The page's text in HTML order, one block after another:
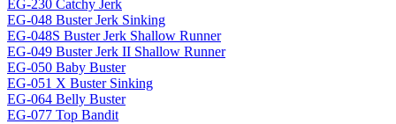
EG-230 Catchy Jerk
EG-048 Buster Jerk Sinking
EG-048S Buster Jerk Shallow Runner
EG-049 Buster Jerk II Shallow Runner
EG-050 Baby Buster
EG-051 X Buster Sinking
EG-064 Belly Buster
EG-077 Top Bandit